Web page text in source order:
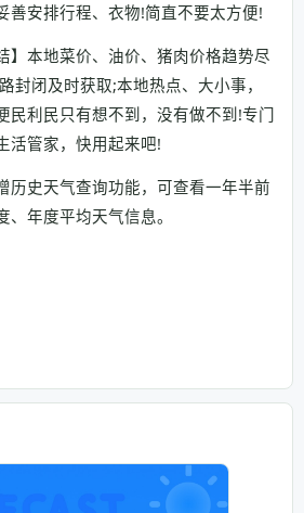
善安排行程、衣物!简直不要太方便!
】本地菜价、油价、猪肉价格趋势尽
封闭及时获取;本地热点、大小事，
民利民只有想不到，没有做不到!专门
活管家，快用起来吧!
历史天气查询功能，可查看一年半前
年度平均天气信息。